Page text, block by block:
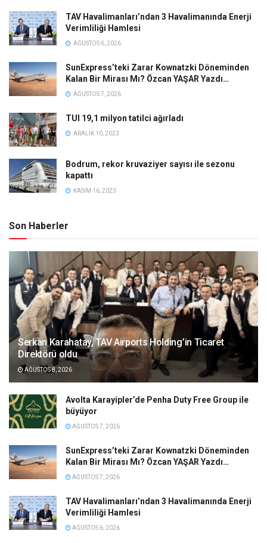
TAV Havalimanları’ndan 3 Havalimanında Enerji
Verimliliği Hamlesi
AĞUSTOS 6, 2026
SunExpress’teki Zarar Kownatzki Döneminden
Kalan Bir Mirası Mı? Özcan YAŞAR Yazdı…
AĞUSTOS 7, 2026
TUI 19,1 milyon tatilci ağırladı
ARALIK 10, 2023
Bodrum, rekor kruvaziyer sayısı ile sezonu
kapattı
KASIM 16, 2023
Son Haberler
Serkan Karahatay, TAV Airports Holding’in Ticaret
Direktörü oldu
AĞUSTOS 8, 2026
Avolta Karayipler’de Penha Duty Free Group ile
büyüyor
AĞUSTOS 7, 2026
SunExpress’teki Zarar Kownatzki Döneminden
Kalan Bir Mirası Mı? Özcan YAŞAR Yazdı…
AĞUSTOS 7, 2026
TAV Havalimanları’ndan 3 Havalimanında Enerji
Verimliliği Hamlesi
AĞUSTOS 6, 2026